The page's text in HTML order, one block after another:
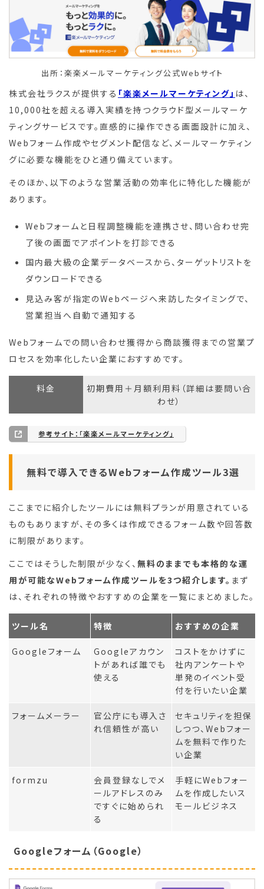
出所：楽楽メールマーケティング公式Webサイト
株式会社ラクスが提供する 「楽楽メールマーケティング」 は、
10,000社を超える導入実績を持つクラウド型メールマーケ
ティングサービスです。直感的に操作できる画面設計に加え、
Webフォーム作成やセグメント配信など、メールマーケティン
グに必要な機能をひと通り備えています。
そのほか、以下のような営業活動の効率化に特化した機能が
あります。
Webフォームと日程調整機能を連携させ、問い合わせ完
了後の画面でアポイントを打診できる
国内最大級の企業データベースから、ターゲットリストを
ダウンロードできる
見込み客が指定のWebページへ来訪したタイミングで、
営業担当へ自動で通知する
Webフォームでの問い合わせ獲得から商談獲得までの営業プ
ロセスを効率化したい企業におすすめです。
料金
初期費用＋月額利用料（詳細は要問い合
わせ）
参考サイト： 「楽楽メールマーケティング」
無料で導入できるWebフォーム作成ツール3選
ここまでに紹介したツールには無料プランが用意されている
ものもありますが、その多くは作成できるフォーム数や回答数
に制限があります。
ここではそうした制限が少なく、 無料のままでも本格的な運
用が可能なWebフォーム作成ツールを3つ紹介します。 まず
は、それぞれの特徴やおすすめの企業を一覧にまとめました。
ツール名 特徴 おすすめの企業
Googleフォーム
Googleアカウン
トがあれば誰でも
使える
コストをかけずに
社内アンケートや
単発のイベント受
付を行いたい企業
フォームメーラー
官公庁にも導入さ
れ信頼性が高い
セキュリティを担保
しつつ、Webフォー
ムを無料で作りた
い企業
formzu
会員登録なしでメ
ールアドレスのみ
ですぐに始められ
る
手軽にWebフォー
ムを作成したいス
モールビジネス
Googleフォーム（Google）